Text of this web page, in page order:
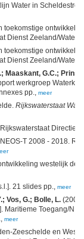
Water in
toekomstige
Dienst Zeeland/
toekomstige
Dienst Zeeland/
G.C.; Prins,
werkgroep
pp.,
meer
Rijkswaterstaat
Directie
T 2008 - 2018.
westelijk
21 slides pp., meer
Vos, G.; Bolle, L.
Toegang/
meer
Zeeschelde en